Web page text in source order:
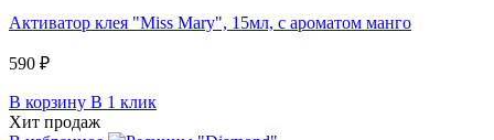
Активатор клея "Miss Mary", 15мл, c ароматом манго
590 ₽
В корзину В 1 клик
Хит продаж